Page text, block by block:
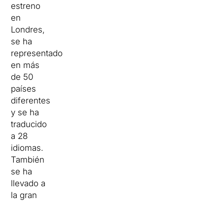
estreno
en
Londres,
se ha
representado
en más
de 50
países
diferentes
y se ha
traducido
a 28
idiomas.
También
se ha
llevado a
la gran